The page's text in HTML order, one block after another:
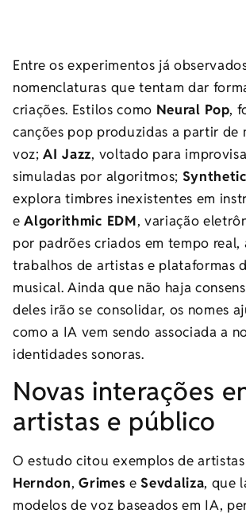
Entre os experimentos já
nomenclaturas que tentam dar
criações. Estilos como Neural Pop,
canções pop produzidas a partir de
voz;AI Jazz, voltado para
simuladas por algoritmos;
explora timbres inexistentes em
eAlgorithmic EDM, variação
por padrões criados em tempo real,
trabalhos de artistas e plataformas
musical. Ainda que não haja
deles irão se consolidar, os nomes
como a IA vem sendo associada a
identidades sonoras.
Novas interações
artistas e público
O estudo citou exemplos de
Herndon,Grimes eSevdaliza, que
modelos de voz baseados em IA,